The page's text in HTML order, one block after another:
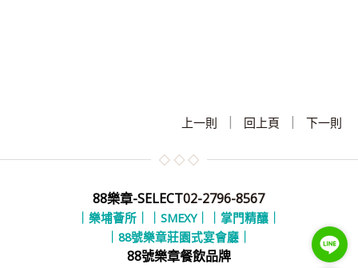
上一則 | 回上頁 | 下一則
88樂章-SELECT02-2796-8567
｜樂埔薈所｜ ｜SMEXY｜
｜掌門精釀｜
｜88號樂章莊園式宴會廳｜
88號樂章餐飲品牌